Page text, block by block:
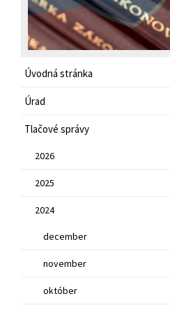
Úvodná stránka
Úrad
Tlačové správy
2026
2025
2024
december
november
október